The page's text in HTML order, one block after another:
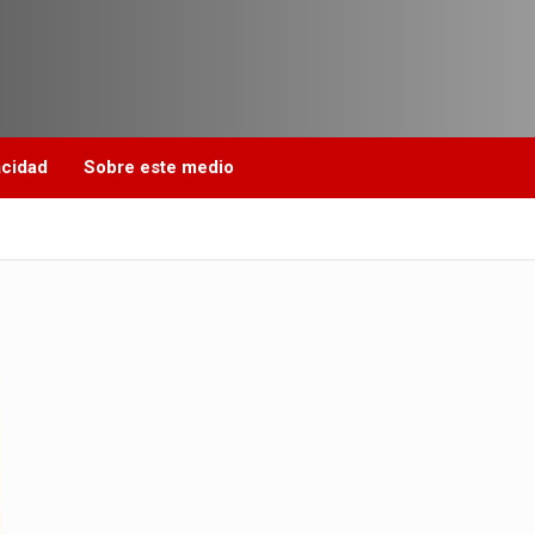
Sobre este medio